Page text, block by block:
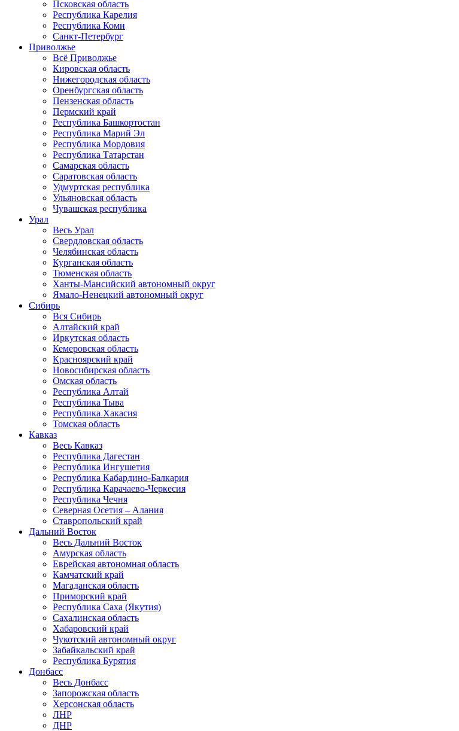
Псковская область
Республика Карелия
Республика Коми
Санкт-Петербург
Приволжье
Всё Приволжье
Кировская область
Нижегородская область
Оренбургская область
Пензенская область
Пермский край
Республика Башкортостан
Республика Марий Эл
Республика Мордовия
Республика Татарстан
Самарская область
Саратовская область
Удмуртская республика
Ульяновская область
Чувашская республика
Урал
Весь Урал
Свердловская область
Челябинская область
Курганская область
Тюменская область
Ханты-Мансийский автономный округ
Ямало-Ненецкий автономный округ
Сибирь
Вся Сибирь
Алтайский край
Иркутская область
Кемеровская область
Красноярский край
Новосибирская область
Омская область
Республика Алтай
Республика Тыва
Республика Хакасия
Томская область
Кавказ
Весь Кавказ
Республика Дагестан
Республика Ингушетия
Республика Кабардино-Балкария
Республика Карачаево-Черкесия
Республика Чечня
Северная Осетия – Алания
Ставропольский край
Дальний Восток
Весь Дальний Восток
Амурская область
Еврейская автономная область
Камчатский край
Магаданская область
Приморский край
Республика Саха (Якутия)
Сахалинская область
Хабаровский край
Чукотский автономный округ
Забайкальский край
Республика Бурятия
Донбасс
Весь Донбасс
Запорожская область
Херсонская область
ЛНР
ДНР